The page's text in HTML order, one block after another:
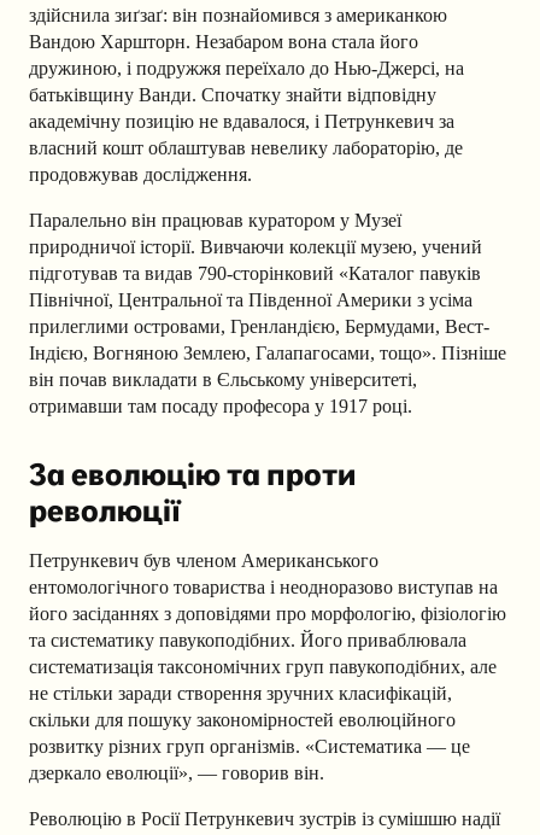
здійснила зиґзаґ: він познайомився з американкою
Вандою Харшторн. Незабаром вона стала його
дружиною, і подружжя переїхало до Нью-Джерсі, на
батьківщину Ванди. Спочатку знайти відповідну
академічну позицію не вдавалося, і Петрункевич за
власний кошт облаштував невелику лабораторію, де
продовжував дослідження.
Паралельно він працював куратором у Музеї
природничої історії. Вивчаючи колекції музею, учений
підготував та видав 790-сторінковий «Каталог павуків
Північної, Центральної та Південної Америки з усіма
прилеглими островами, Гренландією, Бермудами, Вест-
Індією, Вогняною Землею, Галапагосами, тощо». Пізніше
він почав викладати в Єльському університеті,
отримавши там посаду професора у 1917 році.
За еволюцію та проти
революції
Петрункевич був членом Американського
ентомологічного товариства і неодноразово виступав на
його засіданнях з доповідями про морфологію, фізіологію
та систематику павукоподібних. Його приваблювала
систематизація таксономічних груп павукоподібних, але
не стільки заради створення зручних класифікацій,
скільки для пошуку закономірностей еволюційного
розвитку різних груп організмів. «Систематика — це
дзеркало еволюції», — говорив він.
Революцію в Росії Петрункевич зустрів із сумішшю надії